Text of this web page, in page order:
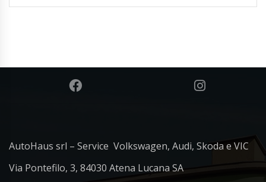
AutoHaus srl – Service Volkswagen, Audi, Skoda e VIC
Via Pontefilo, 3, 84030 Atena Lucana SA